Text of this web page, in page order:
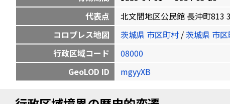
代表点
北文間地区公民館 長沖町813
コロプレス地図
茨城県 市区町村 /茨城県 市区
行政区域コード
08000
GeoLOD ID
mgyyXB